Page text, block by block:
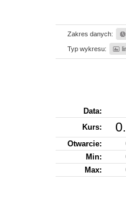
Zakres danych:
Typ wykresu:
Data:
Kurs:
Otwarcie:
Min:
Max: